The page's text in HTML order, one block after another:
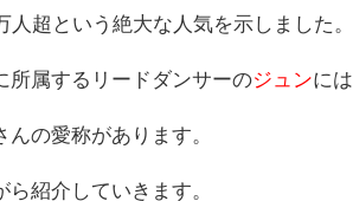
超という絶大な人気を示しました。
所属するリードダンサーのジュンには
んの愛称があります。
紹介していきます。